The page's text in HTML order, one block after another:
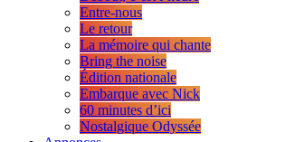
Entre-nous
Le retour
La mémoire qui chante
Bring the noise
Édition nationale
Embarque avec Nick
60 minutes d’ici
Nostalgique Odyssée